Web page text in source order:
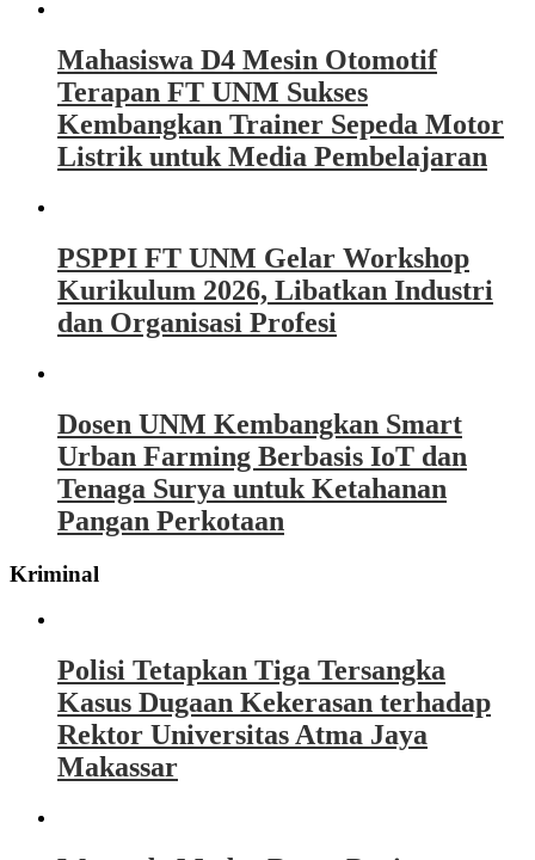
Mahasiswa D4 Mesin Otomotif
Terapan FT UNM Sukses
Kembangkan Trainer Sepeda Motor
Listrik untuk Media Pembelajaran
PSPPI FT UNM Gelar Workshop
Kurikulum 2026, Libatkan Industri
dan Organisasi Profesi
Dosen UNM Kembangkan Smart
Urban Farming Berbasis IoT dan
Tenaga Surya untuk Ketahanan
Pangan Perkotaan
Kriminal
Polisi Tetapkan Tiga Tersangka
Kasus Dugaan Kekerasan terhadap
Rektor Universitas Atma Jaya
Makassar